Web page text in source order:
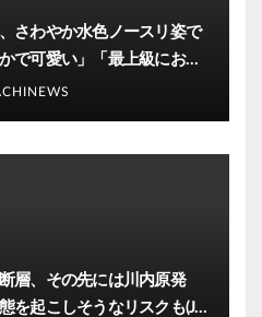
さわやか水色ノースリ姿で
可愛い」「最上級にお似
層、その先には川内原発
起こしそうなリスクも(J-